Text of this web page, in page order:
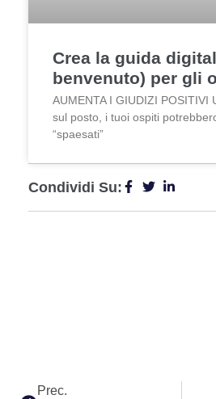
Crea la guida
benvenuto) per gli
AUMENTA I GIUDIZI POSITIVI
sul posto, i tuoi ospiti
“spaesati”
Condividi Su:
Prec.